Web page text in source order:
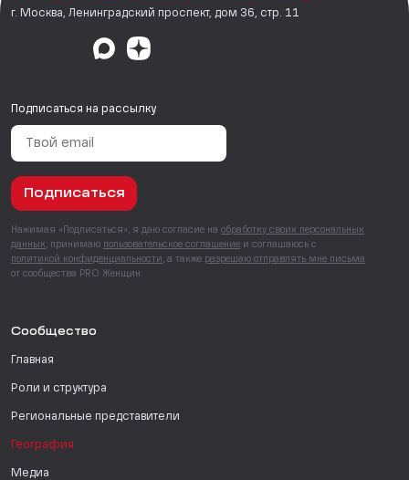
г. Москва, Ленинградский проспект, дом 36, стр. 11
Подписаться на рассылку
Подписаться
Нажимая «Подписаться», я даю согласие на обработку своих персональных
данных , принимаю пользовательское соглашение и соглашаюсь с
политикой конфиденциальности , а также разрешаю отправлять мне письма
от сообщества PRO Женщин.
Сообщество
Главная
Роли и структура
Региональные представители
География
Медиа